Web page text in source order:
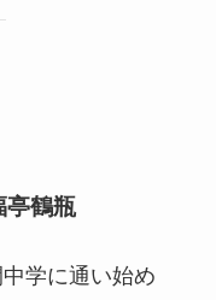
鶴瓶
学に通い始め